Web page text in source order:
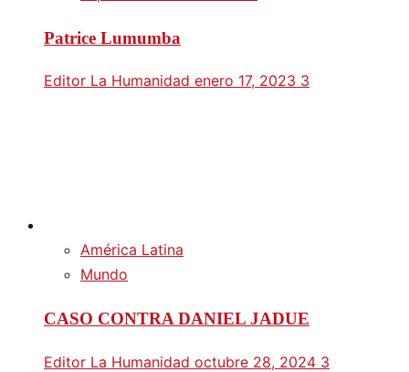
Patrice Lumumba
Editor La Humanidad enero 17, 2023 3
América Latina
Mundo
CASO CONTRA DANIEL JADUE
Editor La Humanidad octubre 28, 2024 3